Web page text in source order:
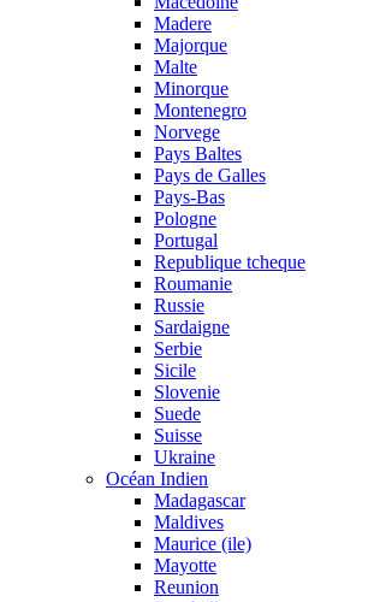
Madere
Majorque
Malte
Minorque
Montenegro
Norvege
Pays Baltes
Pays de Galles
Pays-Bas
Pologne
Portugal
Republique tcheque
Roumanie
Russie
Sardaigne
Serbie
Sicile
Slovenie
Suede
Suisse
Ukraine
Océan Indien
Madagascar
Maldives
Maurice (ile)
Mayotte
Reunion